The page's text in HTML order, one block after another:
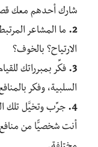
شارك أحدهم معك
2. ما المشاعر
الارتياح؟ بالخوف؟
3. فكِّر بمبرراتك
السلبية، وفكر
4. جرِّب وتخيَّل تلك
أنت شخصيًّا من